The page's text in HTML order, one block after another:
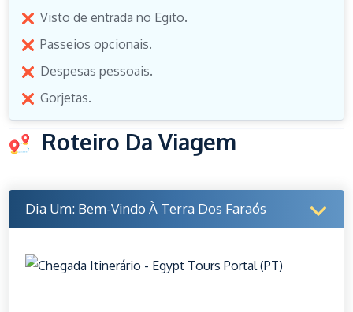
Visto de entrada no Egito.
Passeios opcionais.
Despesas pessoais.
Gorjetas.
Roteiro Da Viagem
Dia Um: Bem-Vindo À Terra Dos Faraós